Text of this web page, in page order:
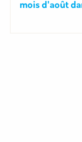
mois d'août